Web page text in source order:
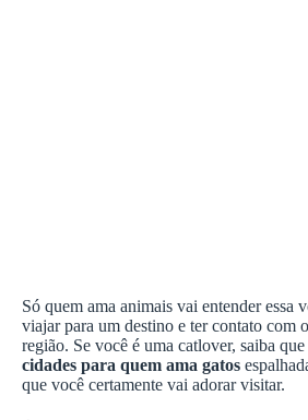
Só quem ama animais vai entender essa
viajar para um destino e ter contato com
região. Se você é uma catlover, saiba
cidades para quem ama gatos
que você certamente vai adorar visitar.